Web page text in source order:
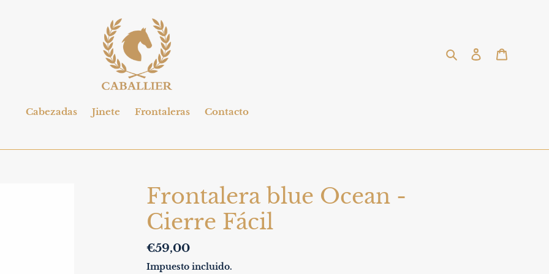
BuscarIngresar
Cabezadas Jinete Frontaleras Contacto
Frontalera blue Ocean -
Cierre Fácil
Precio
habitual
€59,00
Impuesto incluido.